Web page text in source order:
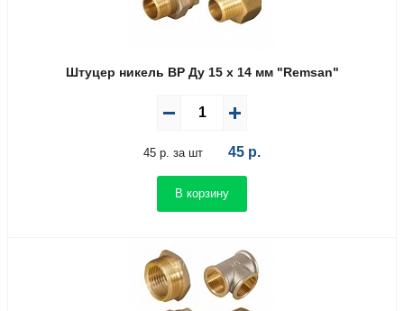
Штуцер никель ВР Ду 15 х 14 мм "Remsan"
45 р. за шт 45 р.
В корзину